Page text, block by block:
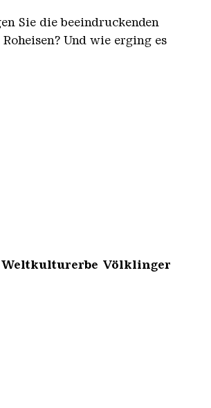
Sie die beeindruckenden
Und wie erging es
Völklinger